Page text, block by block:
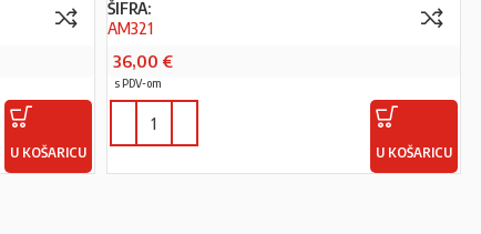
U KOŠARICU
ŠIFRA:
AM321
36,00 €
s PDV-om
U KOŠARICU